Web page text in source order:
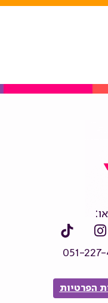
051-227-
הפרטיות